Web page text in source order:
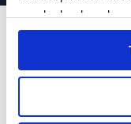
sınırlı olarak açık
Çerezlere ilişkin
belirleyebilirsiniz.
Ayarlar butonuna
Metnimizi ziyaret
178. Bölüm
Piyanist-Besteci
Mustafa Akar'ın